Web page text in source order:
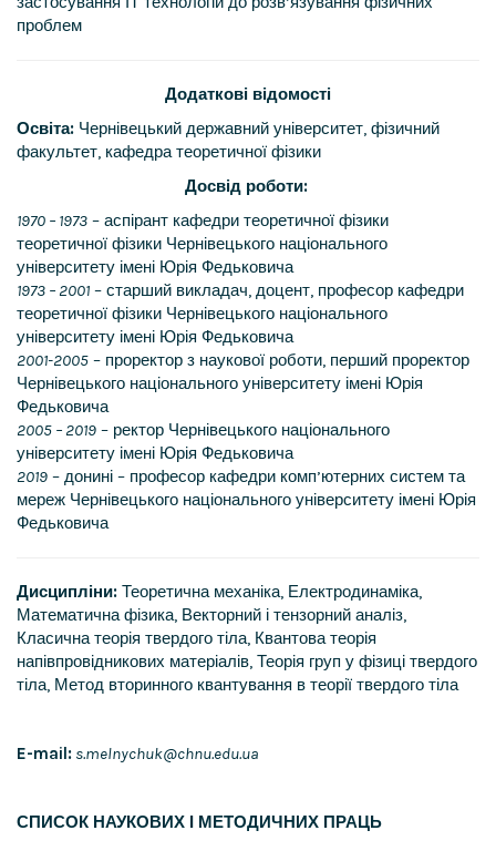
проблем
Додаткові відомості
Освіта: Чернівецький державний університет, фізичний
факультет, кафедра теоретичної фізики
Досвід роботи:
1970 – 1973 – аспірант кафедри теоретичної фізики
теоретичної фізики Чернівецького національного
університету імені Юрія Федьковича
1973 – 2001 – старший викладач, доцент, професор кафедри
теоретичної фізики Чернівецького національного
університету імені Юрія Федьковича
2001-2005 – проректор з наукової роботи, перший проректор
Чернівецького національного університету імені Юрія
Федьковича
2005 – 2019 – ректор Чернівецького національного
університету імені Юрія Федьковича
2019 – донині – професор кафедри комп’ютерних систем та
мереж Чернівецького національного університету імені Юрія
Федьковича
Дисципліни: Теоретична механіка, Електродинаміка,
Математична фізика, Векторний і тензорний аналіз,
Класична теорія твердого тіла, Квантова теорія
напівпровідникових матеріалів, Теорія груп у фізиці твердого
тіла, Метод вторинного квантування в теорії твердого тіла
E-mail: s.melnychuk@chnu.edu.ua
СПИСОК НАУКОВИХ І МЕТОДИЧНИХ ПРАЦЬ